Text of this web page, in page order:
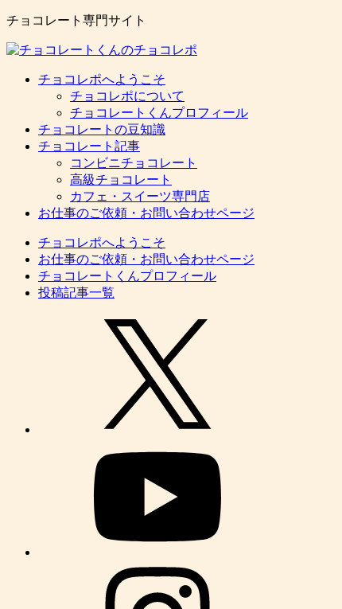
チョコレート専門サイト
チョコレポへようこそ
チョコレポについて
チョコレートくんプロフィール
チョコレートの豆知識
チョコレート記事
コンビニチョコレート
高級チョコレート
カフェ・スイーツ専門店
お仕事のご依頼・お問い合わせページ
チョコレポへようこそ
お仕事のご依頼・お問い合わせページ
チョコレートくんプロフィール
投稿記事一覧